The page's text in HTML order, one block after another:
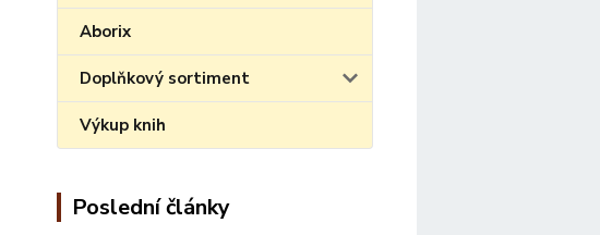
Aborix
Doplňkový sortiment
Výkup knih
Poslední články